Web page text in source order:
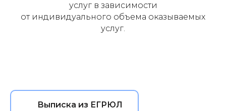
услуг в зависимости
от индивидуального объема оказываемых
услуг.
Выписка из ЕГРЮЛ